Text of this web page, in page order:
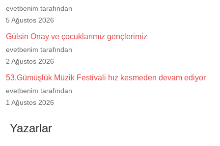
evetbenim tarafından
5 Ağustos 2026
Gülsin Onay ve çocuklarımız gençlerimiz
evetbenim tarafından
2 Ağustos 2026
53.Gümüşlük Müzik Festivali hız kesmeden devam ediyor
evetbenim tarafından
1 Ağustos 2026
Yazarlar